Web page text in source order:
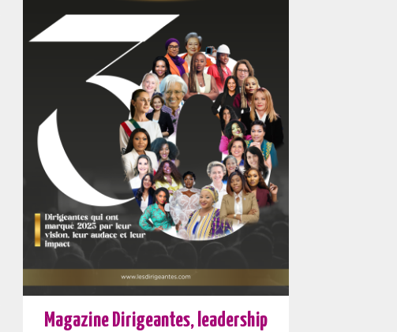
Magazine Dirigeantes, leadership